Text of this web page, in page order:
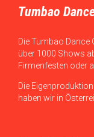
Tumbao
Die Tumbao Dance
über 1000 Shows
Firmenfesten oder
Die
haben wir in